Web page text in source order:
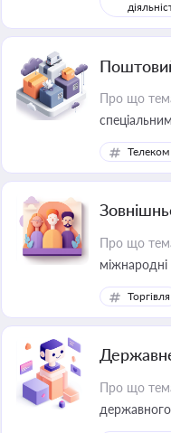
Про що
реєстрах і
Телеком
Про що
міжнародні
Торгівля
Про що